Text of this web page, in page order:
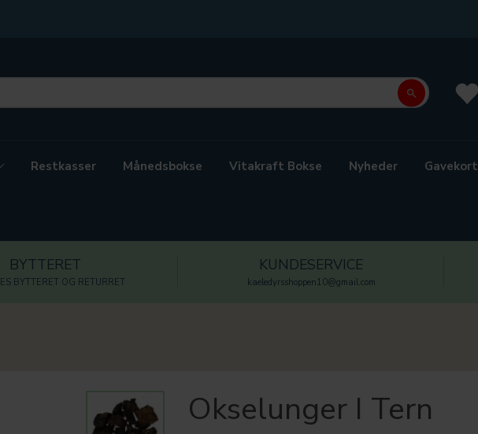
Restkasser Månedsbokse Vitakraft Bokse Nyheder Gavekort
BYTTERET
BYTTERET OG RETURRET
KUNDESERVICE
kaeledyrsshoppen10@gmail.com
Okselunger I Tern